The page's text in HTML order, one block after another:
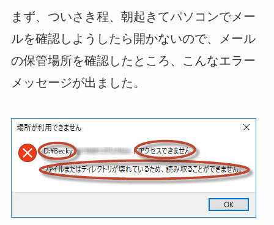
まず、ついさき程、朝起きてパソコンでメー
ルを確認しようしたら開かないので、メール
の保管場所を確認したところ、こんなエラー
メッセージが出ました。